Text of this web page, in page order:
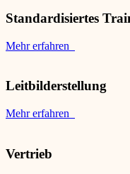
Standardisiertes
Mehr erfahren
Leitbilderstellung
Mehr erfahren
Vertrieb